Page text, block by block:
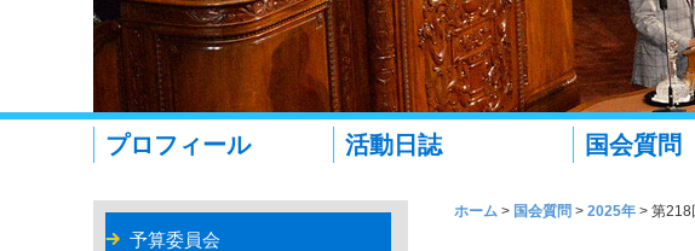
プロフィール 活動日誌 国会質問
ホーム> 国会質問 > 2025年> 第218
予算委員会